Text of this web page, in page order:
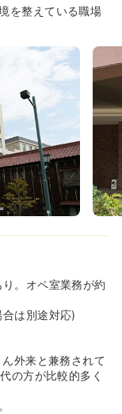
と、患者様一人
です！
す。
ティブな募集で
厚く、地域医療
基盤が安定して
り、配属希望も
築きやすい環境
好待遇です≫
当なども充実し
ており、子育て
っています。
部麻酔15件/年
骨骨折、器官切
を整えている職場
。オペ室業務が約
は別途対応)
外来と兼務されて
の方が比較的多く